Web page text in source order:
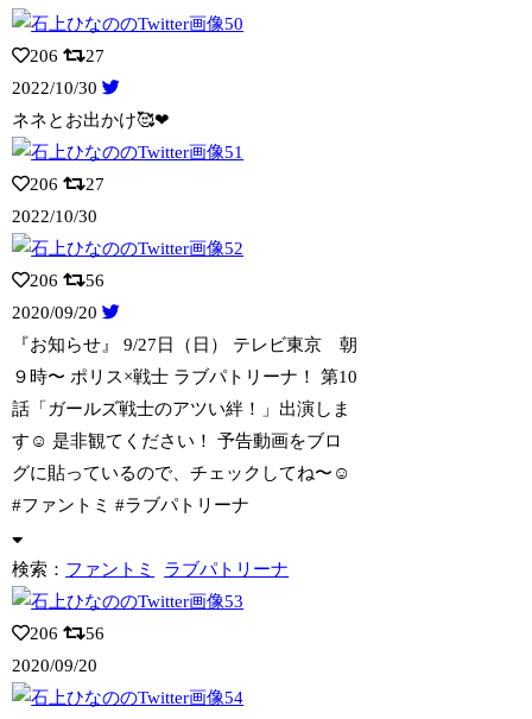
206
27
2022/10/30
ネネとお出かけ🥰❤︎
206
27
2022/10/30
206
56
2020/09/20
『お知らせ』 9/27日（日） テレビ東京 朝
９時〜 ポリス×戦士 ラブパトリーナ！ 第10
話「ガールズ戦士のアツい絆！」出演しま
す☺︎ 是非観てください！ 予告動画をブロ
グに貼っているので、チェックしてね〜☺️
#ファントミ #ラブパトリーナ
検索： ファントミ ラブパトリーナ
206
56
2020/09/20